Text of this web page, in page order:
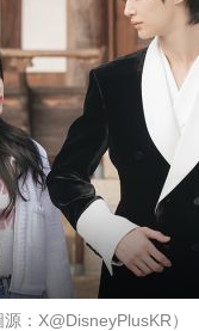
：X@DisneyPlusKR）